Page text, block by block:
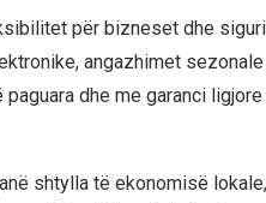
për bizneset dhe
angazhimet
dhe me garanci
shtylla të ekonomisë